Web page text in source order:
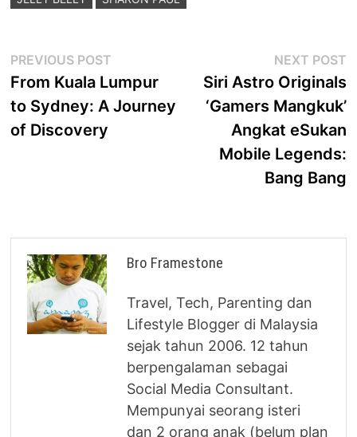
Post
navigation
PREVIOUS POST
post:
From Kuala Lumpur
to Sydney: A Journey
of Discovery
NEXT POST
Siri Astro Originals
‘Gamers Mangkuk’
Angkat eSukan
Mobile Legends:
Bang Bang
Bro Framestone
Travel, Tech, Parenting dan
Lifestyle Blogger di Malaysia
sejak tahun 2006. 12 tahun
berpengalaman sebagai
Social Media Consultant.
Mempunyai seorang isteri
dan 2 orang anak (belum plan